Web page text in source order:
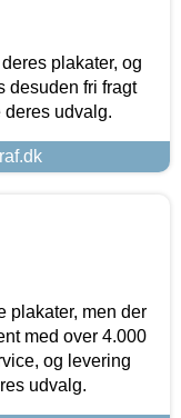
plakater, og
desuden fri fragt
deres udvalg.
plakater, men der
med over 4.000
og levering
udvalg.